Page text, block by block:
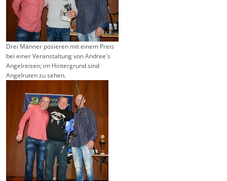
Drei Männer posieren mit einem Preis
bei einer Veranstaltung von Andree's
Angelreisen; im Hintergrund sind
Angelruten zu sehen.